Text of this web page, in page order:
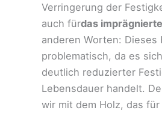
Verringerung der
auch fürdas
anderen Worten: Dieses
problematisch, da es
deutlich reduzierter
Lebensdauer handelt.
wir mit dem Holz, das für